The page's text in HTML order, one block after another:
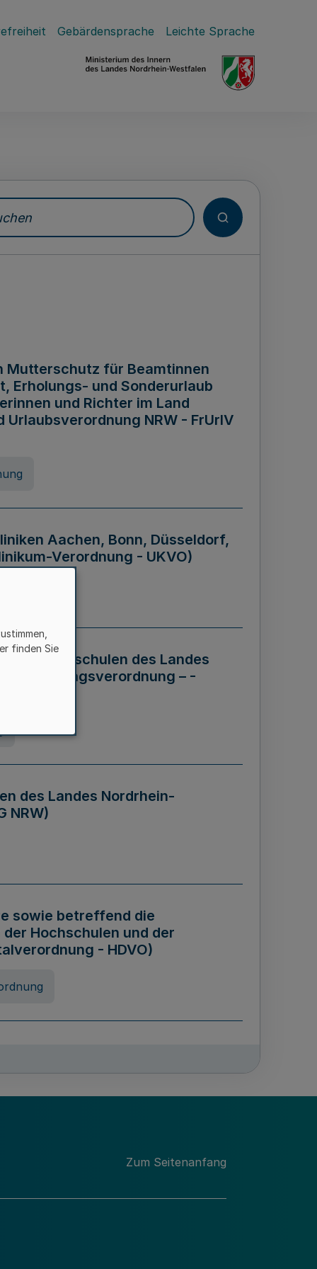
Gebärdensprache Leichte Sprache
Mutterschutz für Beamtinnen
Erholungs- und Sonderurlaub
und Richter im Land
NRW - FrUrlV
Aachen, Bonn, Düsseldorf,
Verordnung - UKVO)
der Hochschulen des Landes
– -
des Landes Nordrhein-
NRW)
sowie betreffend die
Hochschulen und der
- HDVO)
des Landes Nordrhein-
Zum Seitenanfang
finden Sie